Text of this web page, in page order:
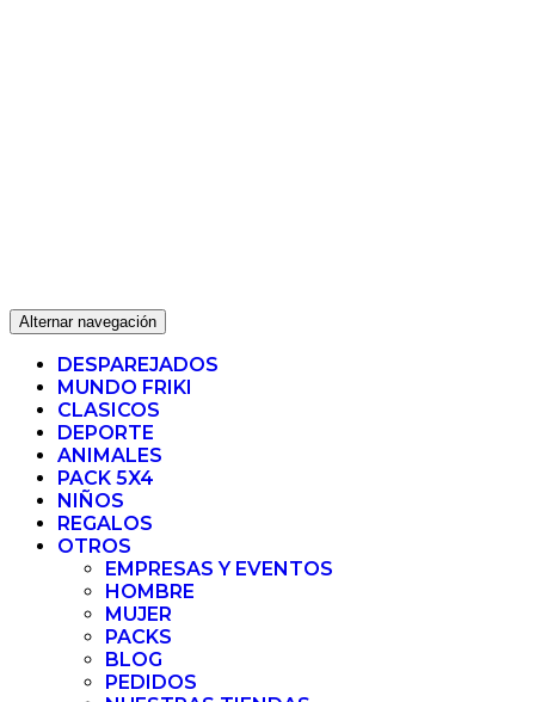
Alternar navegación
DESPAREJADOS
MUNDO FRIKI
CLASICOS
DEPORTE
ANIMALES
PACK 5X4
NIÑOS
REGALOS
OTROS
EMPRESAS Y EVENTOS
HOMBRE
MUJER
PACKS
BLOG
PEDIDOS